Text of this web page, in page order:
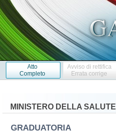
Atto
Completo
Avviso di rettifica
Errata corrige
MINISTERO DELLA SALUTE
GRADUATORIA